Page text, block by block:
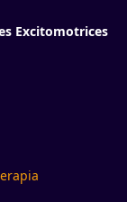
Excitomotrices